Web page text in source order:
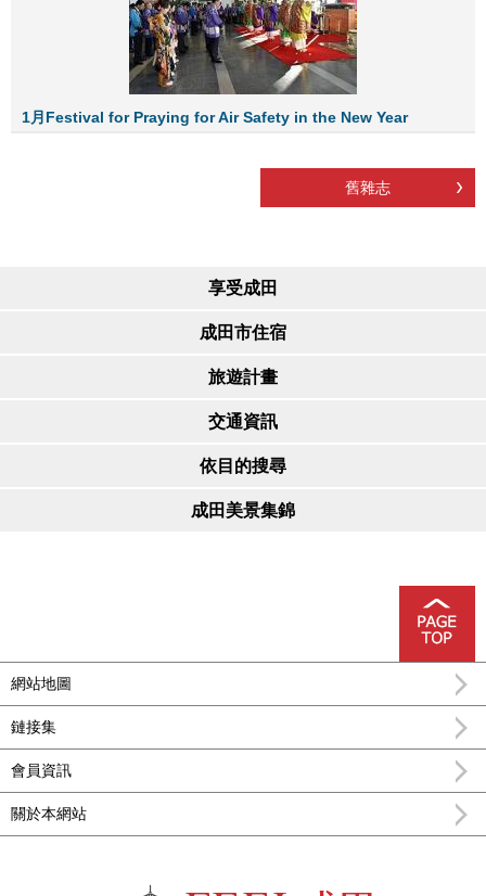
1月Festival for Praying for Air Safety in the New Year
舊雜志
享受成田
成田市住宿
旅遊計畫
交通資訊
依目的搜尋
成田美景集錦
網站地圖
鏈接集
會員資訊
關於本網站
FEEL成田成田市公式觀光信息